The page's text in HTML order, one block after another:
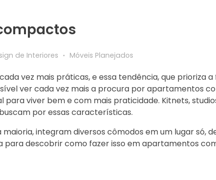
de Interiores Móveis Planejados
vez mais práticas, e essa tendência, que prioriza a
ver cada vez mais a procura por apartamentos
viver bem e com mais praticidade. Kitnets,
por essas características.
integram diversos cômodos em um lugar só,
para descobrir como fazer isso em apartamentos